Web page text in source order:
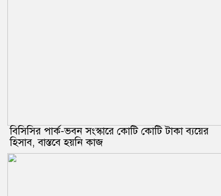
বিসিসির পার্ক-ভবন সংস্কারে কোটি কোটি টাকা ব্যয়ের
হিসাব, বাস্তবে হয়নি কাজ